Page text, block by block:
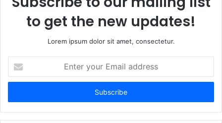
to get the new updates!
Lorem ipsum dolor sit amet, consectetur.
t
r
y